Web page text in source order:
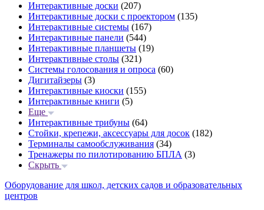
Интерактивные доски (207)
Интерактивные доски с проектором (135)
Интерактивные системы (167)
Интерактивные панели (544)
Интерактивные планшеты (19)
Интерактивные столы (321)
Системы голосования и опроса (60)
Дигитайзеры (3)
Интерактивные киоски (155)
Интерактивные книги (5)
Еще
Интерактивные трибуны (64)
Стойки, крепежи, аксессуары для досок (182)
Терминалы самообслуживания (34)
Тренажеры по пилотированию БПЛА (3)
Скрыть
Оборудование для школ, детских садов и образовательных
центров